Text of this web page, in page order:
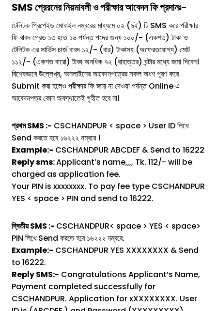
SMS প্রেরনের নিয়মাবলী ও পরীক্ষার আবেদন ফি প্রদানঃ-
টেলিটক প্রিপেইড মোবাইল নম্বরের মাধ্যমে ০২ (দুই) টি SMS করে পরীক্ষার
ফি বাবদ গ্রেড ১৩ হতে ১৬ পর্যন্ত পদের জন্য ১০০/- (একশত) টাকা ও
টেলিটক এর সার্ভিস চার্জ বাবদ ১২/- (বার) টাকাসহ (অফেরতযোগ্য) মোট
১১২/- (একশত বারো) টাকা অনধিক ৭২ (বাহাত্তর) ঘন্টার মধ্যে জমা দিবেন।
বিশেষভাবে উল্লেখ্য, অনলাইনের আবেদনপত্রের সকল অংশ পূরণ করে
Submit করা হলেও পরীক্ষার ফি জমা না দেওয়া পর্যন্ত Online এ
আবেদনপত্র কোন অবস্থাতেই গৃহীত হবে না।
প্রথম SMS :- CSCHANDPUR < space > User ID লিখে
Send করতে হবে ১৬২২২ নম্বরে ।
Example:- CSCHANDPUR ABCDEF & Send to 16222
Reply sms:Applicant’s name,,,, Tk. 112/- will be
charged as application fee.
Your PIN is xxxxxxxx. To pay fee type CSCHANDPUR
YES < space > PIN and send to 16222.
দ্বিতীয় SMS :- CSCHANDPUR< space > YES < space>
PIN লিখে Send করতে হবে ১৬২২২ নম্বরে.
Example:- CSCHANDPUR YES XXXXXXXX & Send
to 16222.
Reply SMS:- Congratulations Applicant’s Name,
Payment completed successfully for
CSCHANDPUR. Application for xXXXXXXXX. User